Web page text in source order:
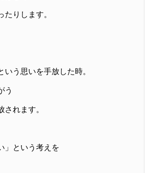
りします。
いう思いを手放した時。
う
されます。
」という考えを